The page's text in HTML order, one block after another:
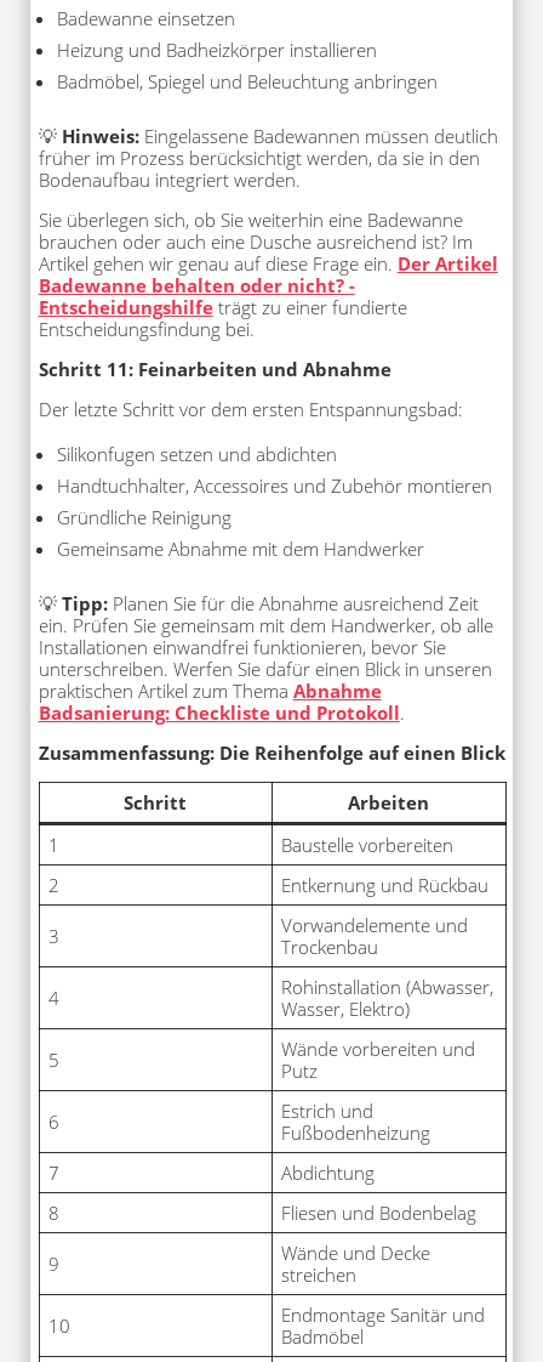
Badewanne einsetzen
Heizung und Badheizkörper installieren
Badmöbel, Spiegel und Beleuchtung anbringen
💡 Hinweis:Eingelassene Badewannen müssen deutlich
früher im Prozess berücksichtigt werden, da sie in den
Bodenaufbau integriert werden.
Sie überlegen sich, ob Sie weiterhin eine Badewanne
brauchen oder auch eine Dusche ausreichend ist? Im
Artikel gehen wir genau auf diese Frage ein. Der Artikel
Badewanne behalten oder nicht? -
Entscheidungshilfeträgt zu einer fundierte
Entscheidungsfindung bei.
Schritt 11: Feinarbeiten und Abnahme
Der letzte Schritt vor dem ersten Entspannungsbad:
Silikonfugen setzen und abdichten
Handtuchhalter, Accessoires und Zubehör montieren
Gründliche Reinigung
Gemeinsame Abnahme mit dem Handwerker
💡 Tipp:Planen Sie für die Abnahme ausreichend Zeit
ein. Prüfen Sie gemeinsam mit dem Handwerker, ob alle
Installationen einwandfrei funktionieren, bevor Sie
unterschreiben. Werfen Sie dafür einen Blick in unseren
praktischen Artikel zum Thema Abnahme
Badsanierung: Checkliste und Protokoll.
Zusammenfassung: Die Reihenfolge auf einen Blick
Schritt
Arbeiten
1
Baustelle vorbereiten
2
Entkernung und Rückbau
3
Vorwandelemente und
Trockenbau
4
Rohinstallation (Abwasser,
Wasser, Elektro)
5
Wände vorbereiten und
Putz
6
Estrich und
Fußbodenheizung
7
Abdichtung
8
Fliesen und Bodenbelag
9
Wände und Decke
streichen
10
Endmontage Sanitär und
Badmöbel